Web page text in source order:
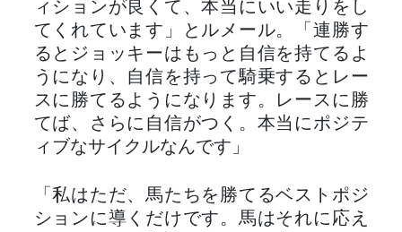
ィションが良くて、本当にいい走りをし
てくれています」とルメール。「連勝す
るとジョッキーはもっと自信を持てるよ
うになり、自信を持って騎乗するとレー
スに勝てるようになります。レースに勝
てば、さらに自信がつく。本当にポジテ
ィブなサイクルなんです」
「私はただ、馬たちを勝てるベストポジ
ションに導くだけです。馬はそれに応え